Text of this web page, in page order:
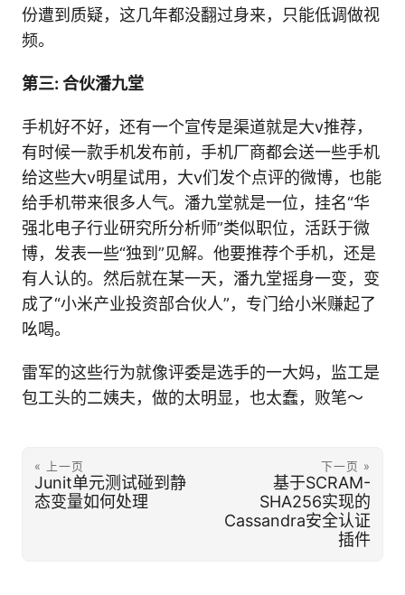
份遭到质疑，这几年都没翻过身来，只能低调做视
频。
第三: 合伙潘九堂
手机好不好，还有一个宣传是渠道就是大v推荐，
有时候一款手机发布前，手机厂商都会送一些手机
给这些大v明星试用，大v们发个点评的微博，也能
给手机带来很多人气。潘九堂就是一位，挂名“华
强北电子行业研究所分析师”类似职位，活跃于微
博，发表一些“独到”见解。他要推荐个手机，还是
有人认的。然后就在某一天，潘九堂摇身一变，变
成了“小米产业投资部合伙人”，专门给小米赚起了
吆喝。
雷军的这些行为就像评委是选手的一大妈，监工是
包工头的二姨夫，做的太明显，也太蠢，败笔～
« 上一页
Junit单元测试碰到静
态变量如何处理
下一页 »
基于SCRAM-
SHA256实现的
Cassandra安全认证
插件